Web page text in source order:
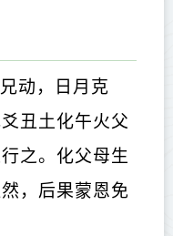
动，日月克
丑土化午火父
之。化父母生
，后果蒙恩免